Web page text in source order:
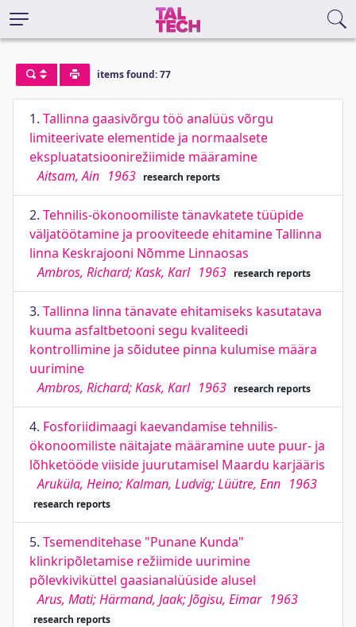
items found: 77
1. Tallinna gaasivõrgu töö analüüs võrgu
limiteerivate elementide ja normaalsete
ekspluatatsioonirežiimide määramine
Aitsam, Ain 1963 research reports
2. Tehnilis-ökonoomiliste tänavkatete tüüpide
väljatöötamine ja prooviteede ehitamine Tallinna
linna Keskrajooni Nõmme Linnaosas
Ambros, Richard; Kask, Karl 1963 research reports
3. Tallinna linna tänavate ehitamiseks kasutatava
kuuma asfaltbetooni segu kvaliteedi
kontrollimine ja sõidutee pinna kulumise määra
uurimine
Ambros, Richard; Kask, Karl 1963 research reports
4. Fosforiidimaagi kaevandamise tehnilis-
ökonoomiliste näitajate määramine uute puur- ja
lõhketööde viiside juurutamisel Maardu karjääris
Aruküla, Heino; Kalman, Ludvig; Lüütre, Enn 1963
research reports
5. Tsemenditehase "Punane Kunda"
klinkripõletamise režiimide uurimine
põlevkiviküttel gaasianalüüside alusel
Arus, Mati; Härmand, Jaak; Jõgisu, Eimar 1963
research reports